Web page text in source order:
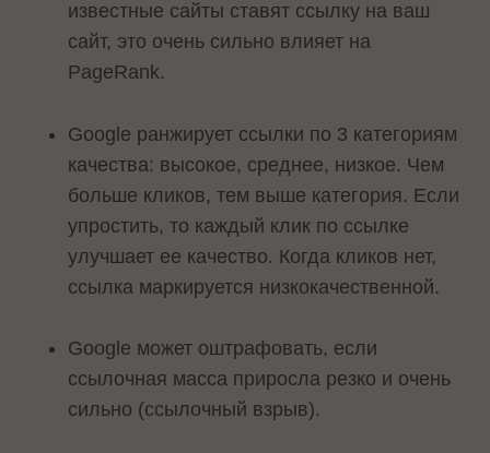
известные сайты ставят ссылку на ваш
сайт, это очень сильно влияет на
PageRank.
Google ранжирует ссылки по 3 категориям
качества: высокое, среднее, низкое. Чем
больше кликов, тем выше категория. Если
упростить, то каждый клик по ссылке
улучшает ее качество. Когда кликов нет,
ссылка маркируется низкокачественной.
Google может оштрафовать, если
ссылочная масса приросла резко и очень
сильно (ссылочный взрыв).